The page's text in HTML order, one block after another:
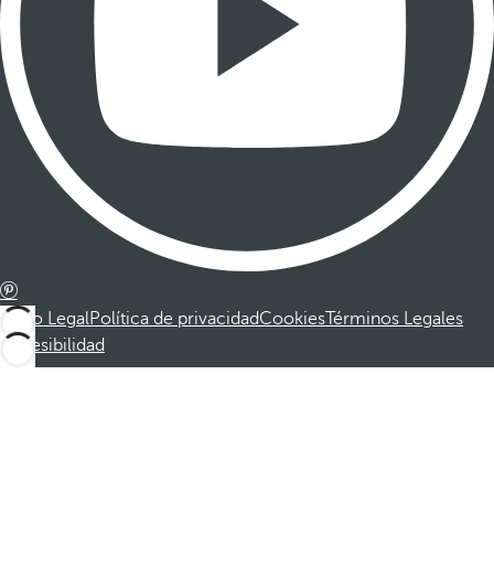
Aviso LegalPolítica de privacidadCookiesTérminos Legales
Accesibilidad